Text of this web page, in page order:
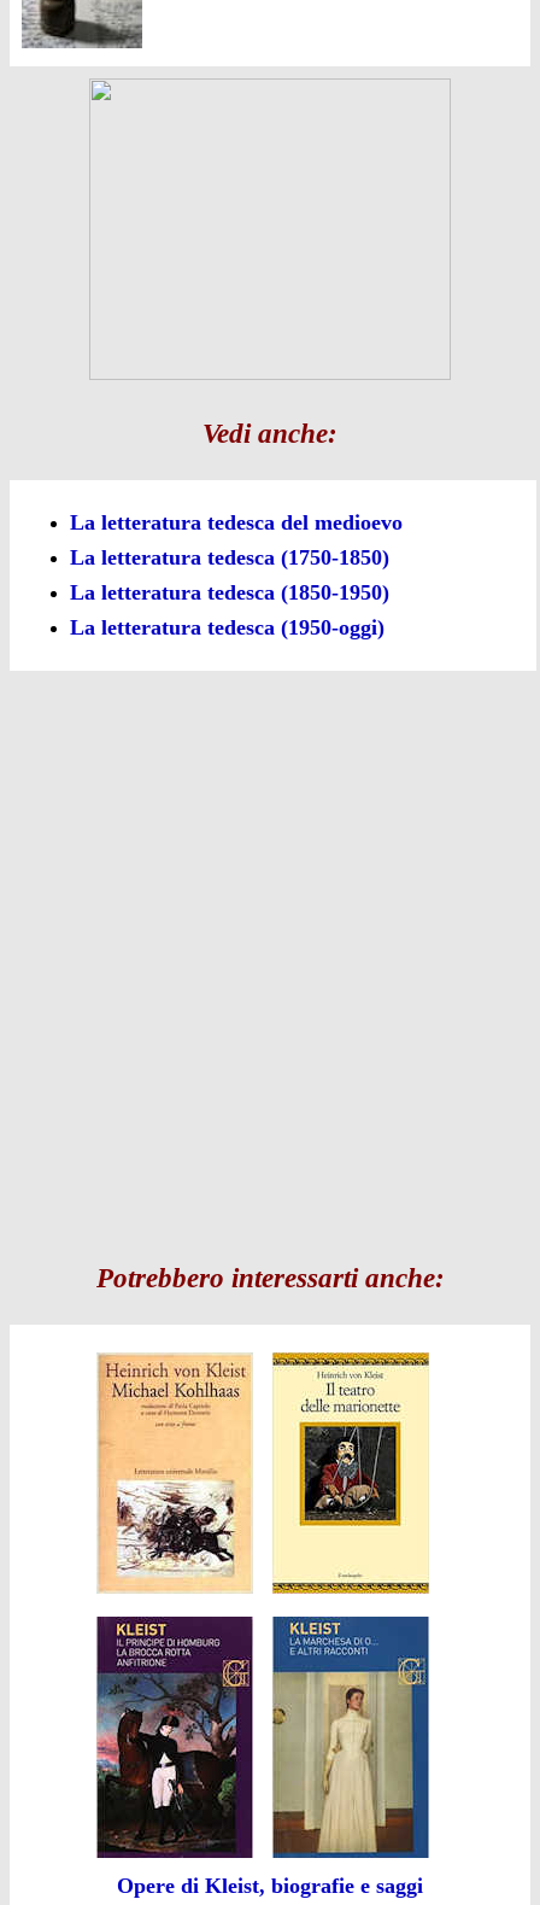
Vedi anche:
La letteratura tedesca del medioevo
La letteratura tedesca (1750-1850)
La letteratura tedesca (1850-1950)
La letteratura tedesca (1950-oggi)
Potrebbero interessarti anche:
Opere di Kleist, biografie e saggi